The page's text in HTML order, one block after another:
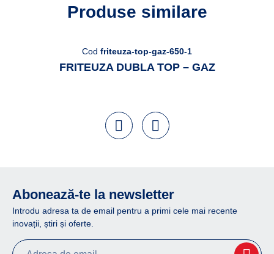
Produse similare
Cod friteuza-top-gaz-650-1
FRITEUZA DUBLA TOP – GAZ
Abonează-te la newsletter
Introdu adresa ta de email pentru a primi cele mai recente
inovații, știri și oferte.